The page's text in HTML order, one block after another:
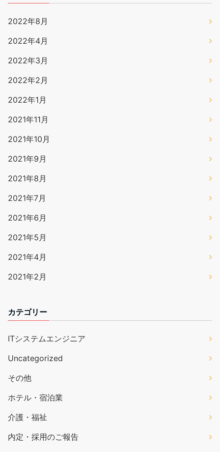
2022年8月
2022年4月
2022年3月
2022年2月
2022年1月
2021年11月
2021年10月
2021年9月
2021年8月
2021年7月
2021年6月
2021年5月
2021年4月
2021年2月
カテゴリー
ITシステムエンジニア
Uncategorized
その他
ホテル・宿泊業
介護・福祉
内定・採用のご報告